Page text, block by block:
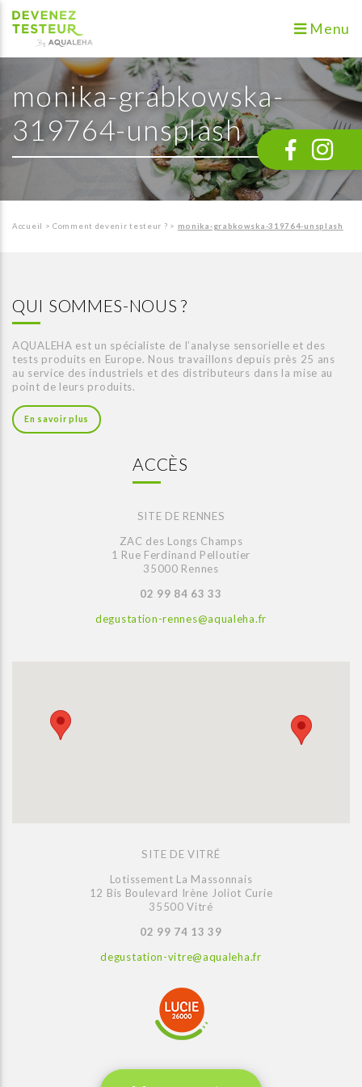
Menu
monika-grabkowska-
319764-unsplash
Accueil >Comment devenir testeur ? > monika-grabkowska-319764-unsplash
QUI SOMMES-NOUS ?
AQUALEHA est un spécialiste de l’analyse sensorielle et des
tests produits en Europe. Nous travaillons depuis près 25 ans
au service des industriels et des distributeurs dans la mise au
point de leurs produits.
En savoir plus
ACCÈS
SITE DE RENNES
ZAC des Longs Champs
1 Rue Ferdinand Pelloutier
35000 Rennes
02 99 84 63 33
degustation-rennes@aqualeha.fr
SITE DE VITRÉ
Lotissement La Massonnais
12 Bis Boulevard Irène Joliot Curie
35500 Vitré
02 99 74 13 39
degustation-vitre@aqualeha.fr